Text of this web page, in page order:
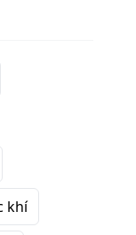
khí